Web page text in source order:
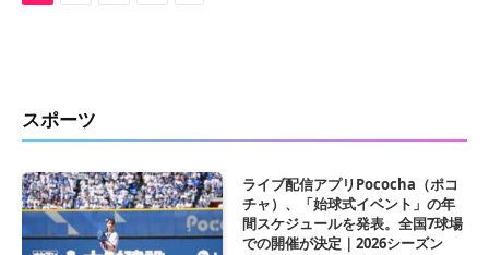
スポーツ
ライブ配信アプリPococha（ポコ
チャ）、「始球式イベント」の年
間スケジュールを発表。全国7球場
での開催が決定｜2026シーズン